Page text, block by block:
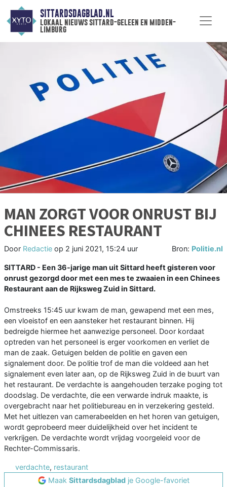
SITTARDSDAGBLAD.NL
lokaal nieuws sittard-geleen en midden-
limburg
MAN ZORGT VOOR ONRUST BIJ
CHINEES RESTAURANT
Door Redactie op 2 juni 2021, 15:24 uur Bron: Politie.nl
SITTARD - Een 36-jarige man uit Sittard heeft gisteren voor
onrust gezorgd door met een mes te zwaaien in een Chinees
Restaurant aan de Rijksweg Zuid in Sittard.
Omstreeks 15:45 uur kwam de man, gewapend met een mes,
een vloeistof en een aansteker het restaurant binnen. Hij
bedreigde hiermee het aanwezige personeel. Door kordaat
optreden van het personeel is erger voorkomen en verliet de
man de zaak. Getuigen belden de politie en gaven een
signalement door. De politie trof de man die voldeed aan het
signalement even later aan, op de Rijksweg Zuid in de buurt van
het restaurant. De verdachte is aangehouden terzake poging tot
doodslag. De verdachte, die een verwarde indruk maakte, is
overgebracht naar het politiebureau en in verzekering gesteld.
Met het uitlezen van camerabeelden en het horen van getuigen,
wordt geprobeerd meer duidelijkheid over het incident te
verkrijgen. De verdachte wordt vrijdag voorgeleid voor de
Rechter-Commissaris.
verdachte, restaurant
Maak Sittardsdagbladje Google-favoriet